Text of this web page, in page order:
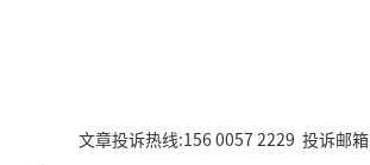
文章投诉热线:156 0057 2229 投诉邮